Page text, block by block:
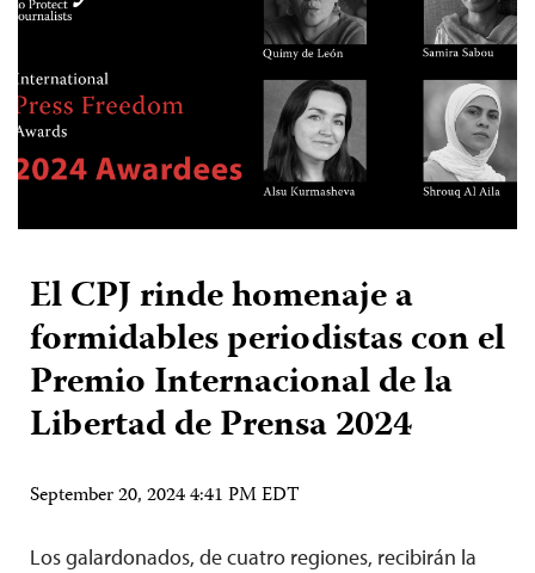
El CPJ rinde homenaje a
formidables periodistas con el
Premio Internacional de la
Libertad de Prensa 2024
September 20, 2024 4:41 PM EDT
Los galardonados, de cuatro regiones, recibirán la